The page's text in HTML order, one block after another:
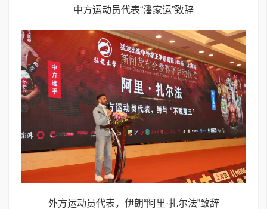
中方运动员代表“潘家运”致辞
外方运动员代表，伊朗“阿里·扎尔法”致辞